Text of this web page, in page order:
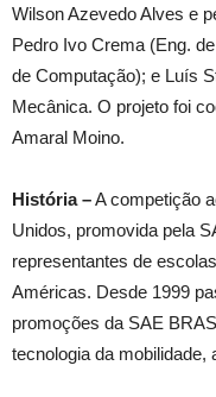
Wilson Azevedo Alves e
Pedro Ivo Crema (Eng.
de Computação); e Luís
Mecânica. O projeto foi
Amaral Moino.
História –A competição
Unidos, promovida pela
representantes de
Américas. Desde 1999
promoções da SAE
tecnologia da mobilidade,